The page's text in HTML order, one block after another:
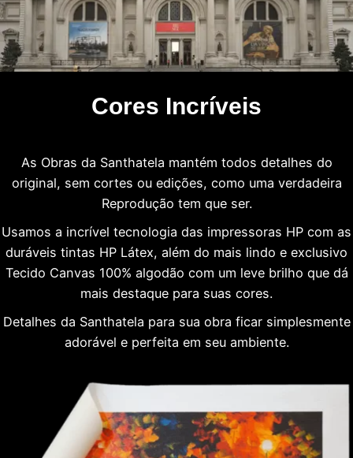
Cores Incríveis
As Obras da Santhatela mantém todos detalhes do
original, sem cortes ou edições, como uma verdadeira
Reprodução tem que ser.
Usamos a incrível tecnologia das impressoras HP com as
duráveis tintas HP Látex, além do mais lindo e exclusivo
Tecido Canvas 100% algodão com um leve brilho que dá
mais destaque para suas cores.
Detalhes da Santhatela para sua obra ficar simplesmente
adorável e perfeita em seu ambiente.